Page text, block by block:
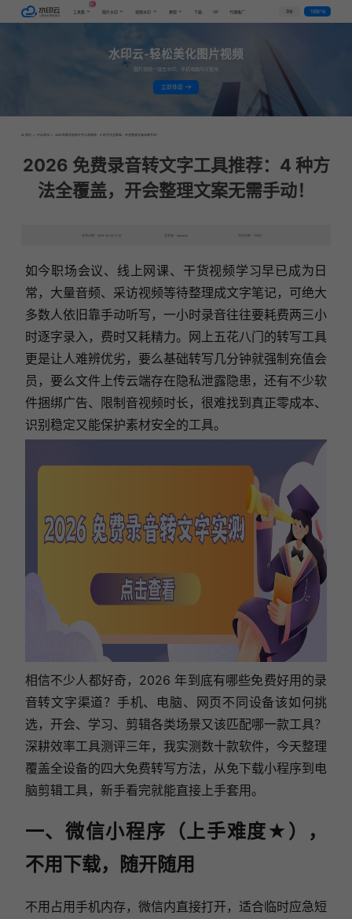
工具集 图片水印 视频水印 教程 下载 VIP 代理推广 登录 下载客户端
水印云-轻松美化图片视频
图片视频一键去水印，手机电脑均可使用
立即体验
首页 > 行业资讯 > 2026 免费录音转文字工具推荐：4 种方法全覆盖，开会整理文案无需手动！
2026 免费录音转文字工具推荐：4 种方
法全覆盖，开会整理文案无需手动！
发布日期：2026-06-08 17:24 发表者：qianqian 浏览次数：785次
如今职场会议、线上网课、干货视频学习早已成为日
常，大量音频、采访视频等待整理成文字笔记，可绝大
多数人依旧靠手动听写，一小时录音往往要耗费两三小
时逐字录入，费时又耗精力。网上五花八门的转写工具
更是让人难辨优劣，要么基础转写几分钟就强制充值会
员，要么文件上传云端存在隐私泄露隐患，还有不少软
件捆绑广告、限制音视频时长，很难找到真正零成本、
识别稳定又能保护素材安全的工具。
相信不少人都好奇，2026 年到底有哪些免费好用的录
音转文字渠道？手机、电脑、网页不同设备该如何挑
选，开会、学习、剪辑各类场景又该匹配哪一款工具？
深耕效率工具测评三年，我实测数十款软件，今天整理
覆盖全设备的四大免费转写方法，从免下载小程序到电
脑剪辑工具，新手看完就能直接上手套用。
一、微信小程序（上手难度★），
不用下载，随开随用
不用占用手机内存，微信内直接打开，适合临时应急短